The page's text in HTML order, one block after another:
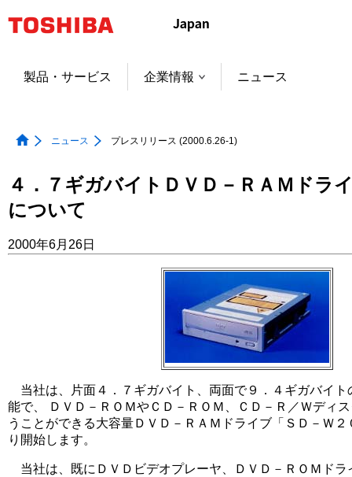
ャ
製品・サービス 企業情報 ニュース
ニュース プレスリリース (2000.6.26-1)
４．７ギガバイトＤＶＤ－ＲＡＭドラ
について
2000年6月26日
当社は、片面４．７ギガバイト、両面で９．４ギガバイト
能で、 ＤＶＤ－ＲＯＭやＣＤ－ＲＯＭ、ＣＤ－Ｒ／Ｗディ
うことができる大容量ＤＶＤ－ＲＡＭドライブ「ＳＤ－Ｗ
り開始します。
当社は、既にＤＶＤビデオプレーヤ、ＤＶＤ－ＲＯＭドラ